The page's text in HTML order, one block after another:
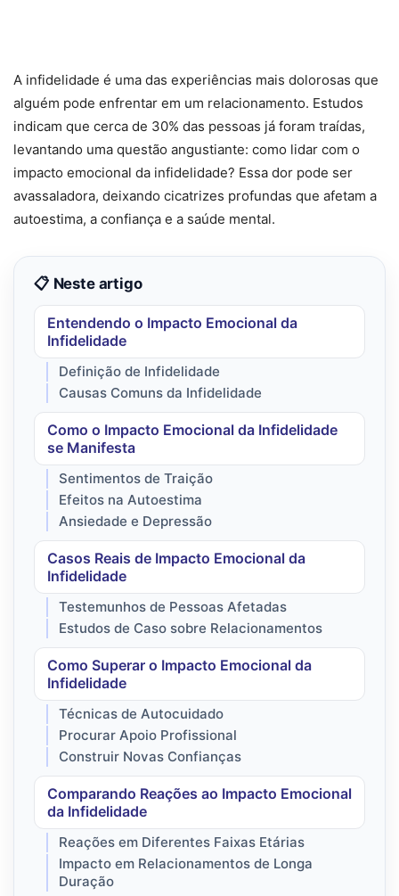
A infidelidade é uma das experiências mais dolorosas que
alguém pode enfrentar em um relacionamento. Estudos
indicam que cerca de 30% das pessoas já foram traídas,
levantando uma questão angustiante: como lidar com o
impacto emocional da infidelidade? Essa dor pode ser
avassaladora, deixando cicatrizes profundas que afetam a
autoestima, a confiança e a saúde mental.
📋 Neste artigo
Entendendo o Impacto Emocional da
Infidelidade
Definição de Infidelidade
Causas Comuns da Infidelidade
Como o Impacto Emocional da Infidelidade
se Manifesta
Sentimentos de Traição
Efeitos na Autoestima
Ansiedade e Depressão
Casos Reais de Impacto Emocional da
Infidelidade
Testemunhos de Pessoas Afetadas
Estudos de Caso sobre Relacionamentos
Como Superar o Impacto Emocional da
Infidelidade
Técnicas de Autocuidado
Procurar Apoio Profissional
Construir Novas Confianças
Comparando Reações ao Impacto Emocional
da Infidelidade
Reações em Diferentes Faixas Etárias
Impacto em Relacionamentos de Longa
Duração